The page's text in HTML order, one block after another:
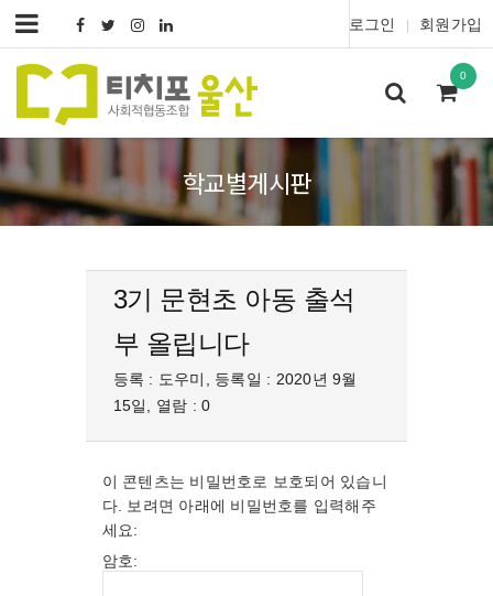
로그인 회원가입
0
학교별게시판
3기 문현초 아동 출석
부 올립니다
등록 : 도우미, 등록일 : 2020년 9월
15일, 열람 : 0
이 콘텐츠는 비밀번호로 보호되어 있습니
다. 보려면 아래에 비밀번호를 입력해주
세요:
암호: